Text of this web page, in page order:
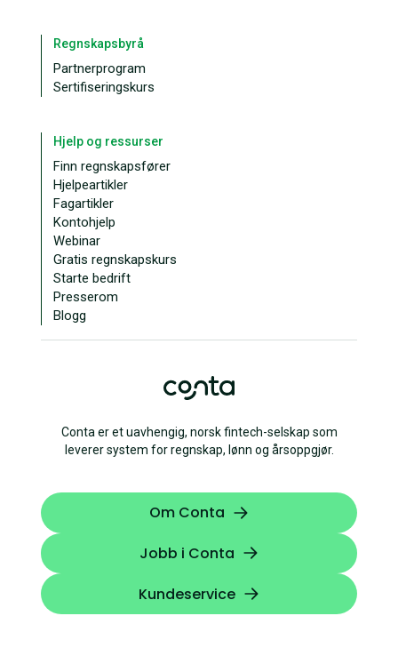
Conta er et uavhengig, norsk fintech-selskap som
leverer system for regnskap, lønn og årsoppgjør.
Om Conta
Jobb i Conta
Kundeservice
Regnskapsbyrå
Partnerprogram
Sertifiseringskurs
Hjelp og ressurser
Finn regnskapsfører
Hjelpeartikler
Fagartikler
Kontohjelp
Webinar
Gratis regnskapskurs
Starte bedrift
Presserom
Blogg